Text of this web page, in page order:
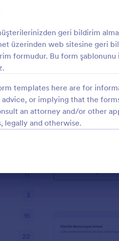
geri bildirim
üzerinden web sitesine geri
formudur. Bu form
templates here are for
or implying that the
an attorney and/or other
legally and otherwise.
Ders Geri
Dersin konusu,
hakkındaki genel
sağlayan geri bildirim
22
89
104
12
17
3
15
22